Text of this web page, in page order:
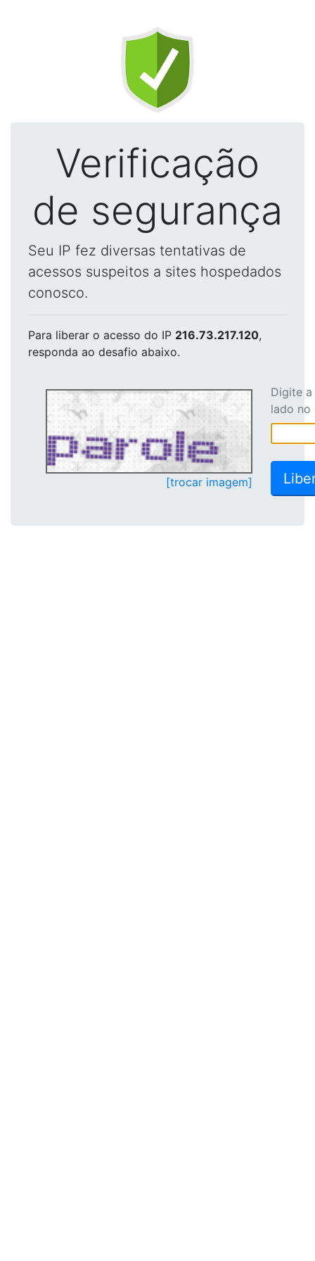
Verificação
de segurança
Seu IP fez diversas tentativas de
acessos suspeitos a sites hospedados
conosco.
Para liberar o acesso do IP 216.73.217.120,
responda ao desafio abaixo.
[trocar imagem]
Digite
lado no